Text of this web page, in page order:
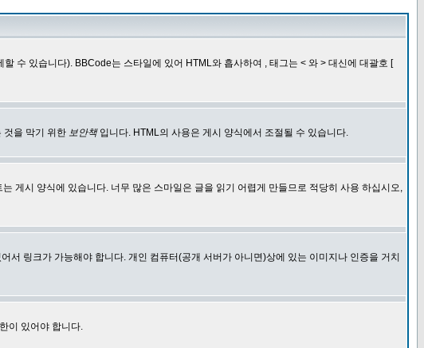
수 있습니다). BBCode는 스타일에 있어 HTML와 흡사하여 , 태그는 < 와 > 대신에 대괄호 [
것을 막기 위한 보안책입니다. HTML의 사용은 게시 양식에서 조절될 수 있습니다.
게시 양식에 있습니다. 너무 많은 스마일은 글을 읽기 어렵게 만들므로 적당히 사용 하십시오,
링크가 가능해야 합니다. 개인 컴퓨터(공개 서버가 아니면)상에 있는 이미지나 인증을 거치
이 있어야 합니다.